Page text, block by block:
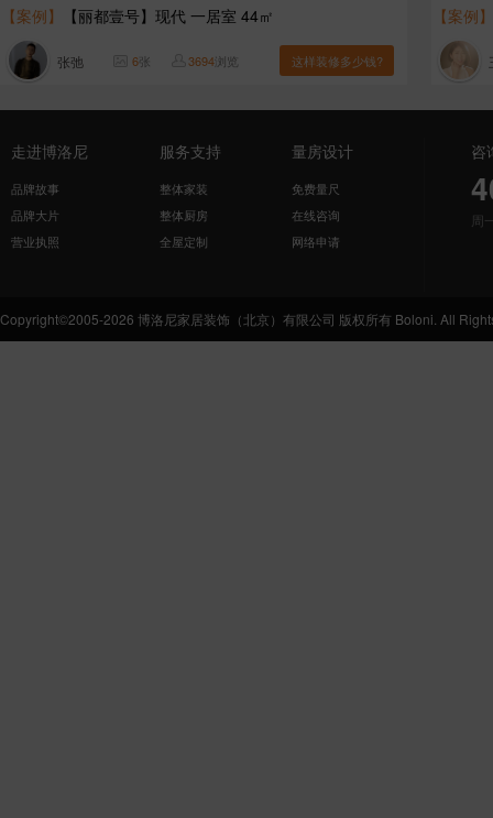
【案例】 【丽都壹号】现代 一居室 44㎡
张弛 6张 3694浏览 这样装修多少钱?
【案例】
走进博洛尼
品牌故事
品牌大片
营业执照
服务支持
整体家装
整体厨房
全屋定制
量房设计
免费量尺
在线咨询
网络申请
咨
周
Copyright©2005-2026 博洛尼家居装饰（北京）有限公司 版权所有 Boloni. All